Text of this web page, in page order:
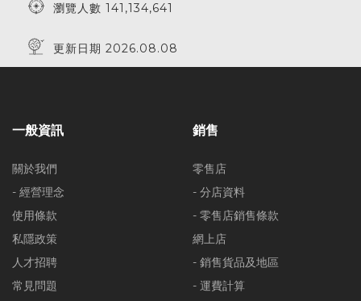
瀏覽人數 141,134,641
更新日期 2026.08.08
一般資訊
關於我們
- 經營理念
使用條款
私隱政策
人才招聘
常見問題
銷售
零售店
- 分店資料
- 零售店銷售條款
網上店
- 銷售貨品及地區
- 運費計算